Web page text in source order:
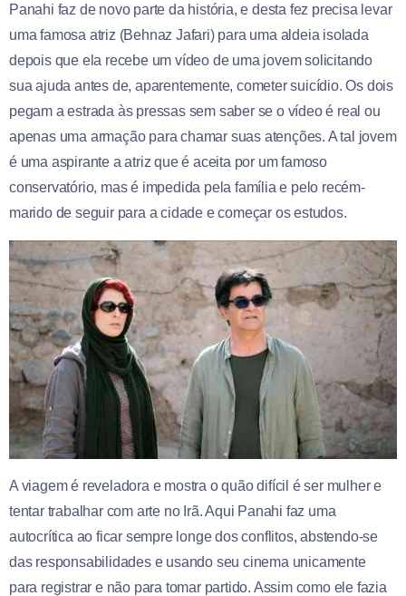
Panahi faz de novo parte da história, e desta fez precisa levar
uma famosa atriz (Behnaz Jafari) para uma aldeia isolada
depois que ela recebe um vídeo de uma jovem solicitando
sua ajuda antes de, aparentemente, cometer suicídio. Os dois
pegam a estrada às pressas sem saber se o vídeo é real ou
apenas uma armação para chamar suas atenções. A tal jovem
é uma aspirante a atriz que é aceita por um famoso
conservatório, mas é impedida pela família e pelo recém-
marido de seguir para a cidade e começar os estudos.
A viagem é reveladora e mostra o quão difícil é ser mulher e
tentar trabalhar com arte no Irã. Aqui Panahi faz uma
autocrítica ao ficar sempre longe dos conflitos, abstendo-se
das responsabilidades e usando seu cinema unicamente
para registrar e não para tomar partido. Assim como ele fazia